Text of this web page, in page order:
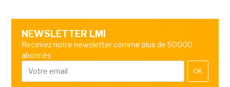
NEWSLETTER LMI
Recevez notre newsletter comme plus de 50000
abonnés
OK